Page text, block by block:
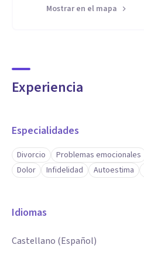
Mostrar en el mapa
Experiencia
Especialidades
Divorcio Problemas emocionales
Dolor
Infidelidad Autoestima
Idiomas
Castellano (Español)